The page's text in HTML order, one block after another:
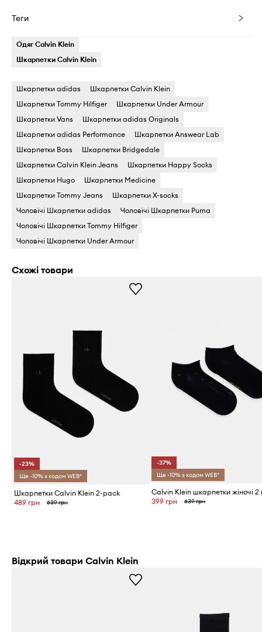
Теги
Одяг Calvin Klein
Шкарпетки Calvin Klein
Шкарпетки adidas
Шкарпетки Calvin Klein
Шкарпетки Tommy Hilfiger
Шкарпетки Under Armour
Шкарпетки Vans
Шкарпетки adidas Originals
Шкарпетки adidas Performance
Шкарпетки Answear Lab
Шкарпетки Boss
Шкарпетки Bridgedale
Шкарпетки Calvin Klein Jeans
Шкарпетки Happy Socks
Шкарпетки Hugo
Шкарпетки Medicine
Шкарпетки Tommy Jeans
Шкарпетки X-socks
Чоловічі Шкарпетки adidas
Чоловічі Шкарпетки Puma
Чоловічі Шкарпетки Tommy Hilfiger
Чоловічі Шкарпетки Under Armour
Схожі товари
-23%
Ще -10% з кодом WEB*
Шкарпетки Calvin Klein 2-pack
489 грн
639 грн
-37%
Ще -10% з кодом WEB*
Calvin Klein шкарпетки жіночі 2
399 грн
639 грн
Відкрий товари Calvin Klein